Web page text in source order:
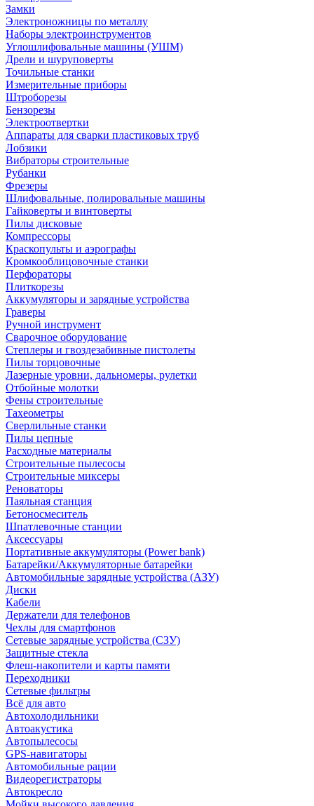
Замки
Электроножницы по металлу
Наборы электроинструментов
Углошлифовальные машины (УШМ)
Дрели и шуруповерты
Точильные станки
Измерительные приборы
Штроборезы
Бензорезы
Электроотвертки
Аппараты для сварки пластиковых труб
Лобзики
Вибраторы строительные
Рубанки
Фрезеры
Шлифовальные, полировальные машины
Гайковерты и винтоверты
Пилы дисковые
Компрессоры
Краскопульты и аэрографы
Кромкооблицовочные станки
Перфораторы
Плиткорезы
Аккумуляторы и зарядные устройства
Граверы
Ручной инструмент
Сварочное оборудование
Степлеры и гвоздезабивные пистолеты
Пилы торцовочные
Лазерные уровни, дальномеры, рулетки
Отбойные молотки
Фены строительные
Тахеометры
Сверлильные станки
Пилы цепные
Расходные материалы
Строительные пылесосы
Строительные миксеры
Реноваторы
Паяльная станция
Бетоносмеситель
Шпатлевочные станции
Аксессуары
Портативные аккумуляторы (Power bank)
Батарейки/Аккумуляторные батарейки
Автомобильные зарядные устройства (АЗУ)
Диски
Кабели
Держатели для телефонов
Чехлы для смартфонов
Сетевые зарядные устройства (СЗУ)
Защитные стекла
Флеш-накопители и карты памяти
Переходники
Сетевые фильтры
Всё для авто
Автохолодильники
Автоакустика
Автопылесосы
GPS-навигаторы
Автомобильные рации
Видеорегистраторы
Автокресло